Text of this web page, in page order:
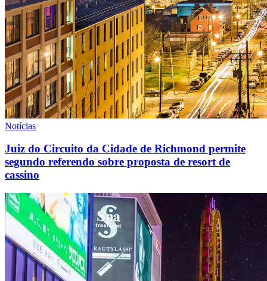
Notícias
Juiz do Circuito da Cidade de Richmond permite
segundo referendo sobre proposta de resort de
cassino